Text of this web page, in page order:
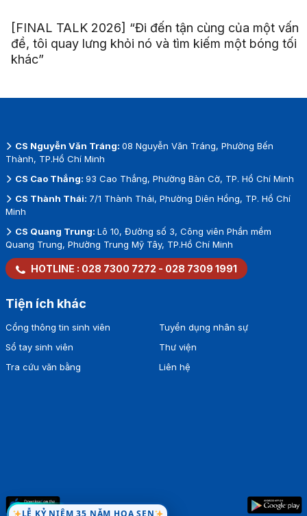
LỄ KỶ NIỆM 35 NĂM HOA SEN
[FINAL TALK 2026] “Đi đến tận cùng của một vấn
đề, tôi quay lưng khỏi nó và tìm kiếm một bóng tối
khác”
CS Nguyễn Văn Tráng: 08 Nguyễn Văn Tráng, Phường Bến
Thành, TP.Hồ Chí Minh
CS Cao Thắng: 93 Cao Thắng, Phường Bàn Cờ, TP. Hồ Chí Minh
CS Thành Thái: 7/1 Thành Thái, Phường Diên Hồng, TP. Hồ Chí
Minh
CS Quang Trung: Lô 10, Đường số 3, Công viên Phần mềm
Quang Trung, Phường Trung Mỹ Tây, TP.Hồ Chí Minh
HOTLINE : 028 7300 7272 - 028 7309 1991
Tiện ích khác
Cổng thông tin sinh viên
Sổ tay sinh viên
Tra cứu văn bằng
Tuyển dụng nhân sự
Thư viện
Liên hệ